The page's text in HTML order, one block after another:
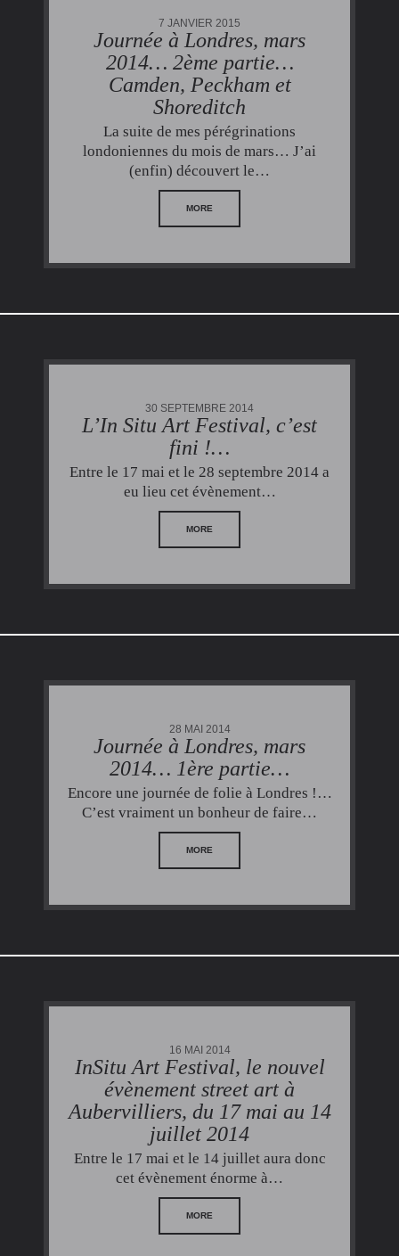
7 JANVIER 2015
Journée à Londres, mars
2014… 2ème partie…
Camden, Peckham et
Shoreditch
La suite de mes pérégrinations
londoniennes du mois de mars… J’ai
(enfin) découvert le…
MORE
30 SEPTEMBRE 2014
L’In Situ Art Festival, c’est
fini !…
Entre le 17 mai et le 28 septembre 2014 a
eu lieu cet évènement…
MORE
28 MAI 2014
Journée à Londres, mars
2014… 1ère partie…
Encore une journée de folie à Londres !…
C’est vraiment un bonheur de faire…
MORE
16 MAI 2014
InSitu Art Festival, le nouvel
évènement street art à
Aubervilliers, du 17 mai au 14
juillet 2014
Entre le 17 mai et le 14 juillet aura donc
cet évènement énorme à…
MORE